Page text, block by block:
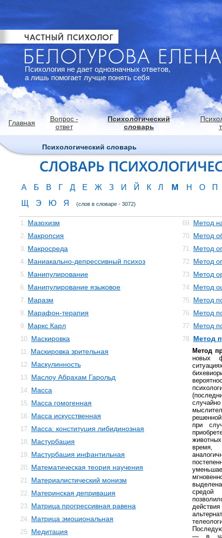
Психология не дает однозначных ответов,
а лишь помогает лучше понять себя
Главная
Вопрос -
ответ
Психологический
словарь
Психологический словарь
А Б В Г Д Е Ж З И Й К Л М Н О
П
Щ
Э Ю Я (слов в словаре - 3072)
1. Мазохизм
2. Макропсия
3. Макросреда
4. Маниакально-депрессивный психоз
5. Манипулирование
6. Манипулирование языковое
7. Маразм
8. Марафон-терапия
9. Маркс Карл
10. Маскировка
11. Маскировка зрительная
12. Маскулинность
13. Маслоу Абрахам Гарольд
14. Масса
15. Масса гомогенная
16. Масса искусственная
17. Масса: конституция либидинозная
18. Мастурбация
19. Мастурбация инфантильная
20. Математическая теория научения
21. Материалистический монизм
22. Материнская депривация
23. Матрица прогрессивная равена
24. Матрица эмоциональная
25. Медитация
69. Метод
70. Метод
71. Метод
72. Метод
73. Метод
74. Метод
75. Метод
76. Метод
77. Метод
78. Метод
Метод
новых
при
время,
средой
— в